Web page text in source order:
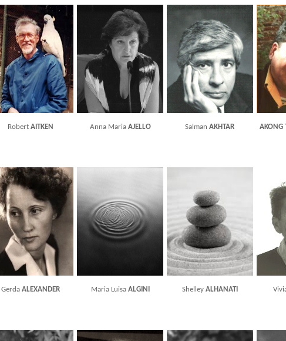
Robert AITKEN Anna Maria AJELLO SalmanAKHTAR AKONG
Gerda ALEXANDER Maria Luisa ALGINI Shelley ALHANATI